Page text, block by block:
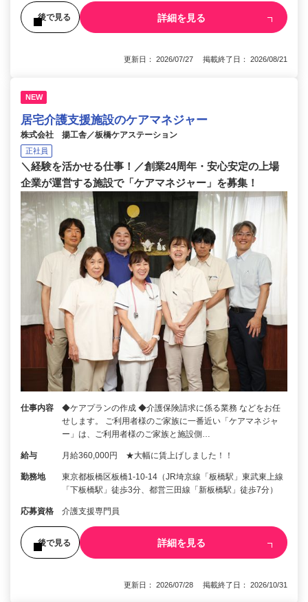
後で見る 詳細を見る
更新日： 2026/07/27 掲載終了日： 2026/08/21
NEW
居宅介護支援施設のケアマネジャー
株式会社 揚工舎／板橋ケアステーション
正社員
＼経験を活かせる仕事！／創業24周年・安心安定の上場
企業が運営する施設で「ケアマネジャー」を募集！
仕事内容
◆ケアプランの作成 ◆介護保険請求に係る業務 などをお任
せします。 ご利用者様のご家族に一番近い「ケアマネジャ
ー」は、ご利用者様のご家族と施設側…
給与 月給360,000円 ★大幅に賃上げしました！！
勤務地
東京都板橋区板橋1-10-14（JR埼京線「板橋駅」東武東上線
「下板橋駅」徒歩3分、都営三田線「新板橋駅」徒歩7分）
応募資格 介護支援専門員
後で見る 詳細を見る
更新日： 2026/07/28 掲載終了日： 2026/10/31